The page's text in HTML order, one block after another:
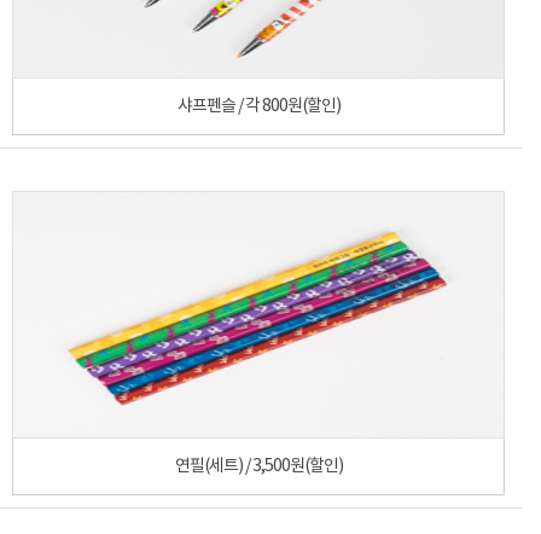
샤프펜슬 / 각 800원(할인)
연필(세트) / 3,500원(할인)